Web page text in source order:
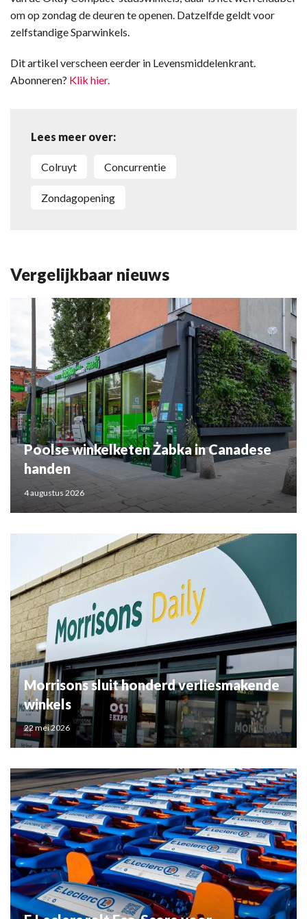
om op zondag de deuren te openen. Datzelfde geldt voor
zelfstandige Sparwinkels.
Dit artikel verscheen eerder in Levensmiddelenkrant.
Abonneren? Klik hier.
Lees meer over:
Colruyt concurrentie
zondagopening
Vergelijkbaar nieuws
Poolse winkelketen Żabka in Canadese
handen
4 augustus 2026
Morrisons sluit honderd verliesmakende
winkels
22 mei 2026